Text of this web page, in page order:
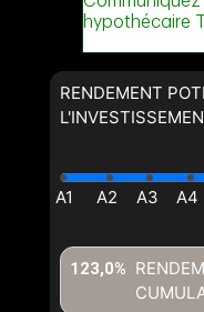
RENDEMENT
123,0%